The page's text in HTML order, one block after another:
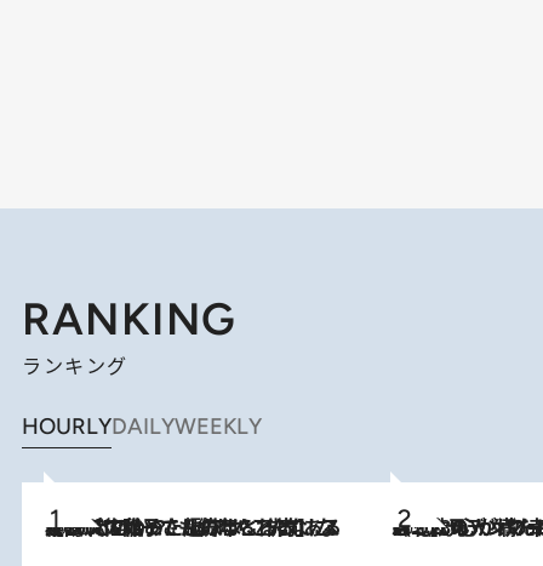
RANKING
ランキング
HOURLYDAILYWEEKLY
2026.8.5
【阿川佐和子さんの年とる力】なぜ70代で始めた趣味は“こんなに楽しい”のか？ ピアノ、俳句…スランプに陥っても続けられる“ある秘訣”とは 2026.8.8
《北欧の人々の幸福度が高いのは…》元デンマーク親善大使が出会った“心が満たされる暮らし”「いいかげんにヒュッゲしなさい！」